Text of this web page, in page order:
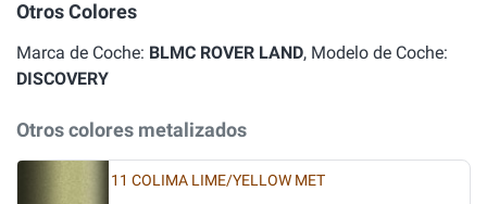
Otros Colores
Marca de Coche: BLMC ROVER LAND, Modelo de Coche:
DISCOVERY
Otros colores metalizados
11 COLIMA LIME/YELLOW MET